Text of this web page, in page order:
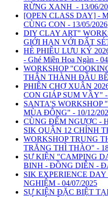
RỪNG XANH - 13/06/
[OPEN CLASS DAY] -
CÙNG CON - 13/05/2026
DIY CLAY ART"
GIỚI HẠN VỚI ĐẤT
HÈ PHIÊU LƯU KÝ
- Ghé Miền Hoa Ngàn -
WORKSHOP
THÂN THÀNH ĐẦU
PHIÊN CHỢ XUÂN
CON GIÁP SUM VẦY" -
SANTA'S
MÙA ĐÔNG" - 10/12/
CÙNG ĐẾM NGƯỢC -
SIK QUẬN 12 CHÍNH
WORKSHOP TRUNG
TRĂNG THÌ THÀO" -
SỰ KIỆN "CAMPING
BINH - ĐỒNG DIỄN -
SIK EXPERIENCE
NGHIỆM - 04/07/2025
SỰ KIỆN ĐẶC BIỆT